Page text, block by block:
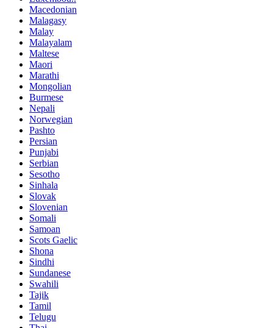
Macedonian
Malagasy
Malay
Malayalam
Maltese
Maori
Marathi
Mongolian
Burmese
Nepali
Norwegian
Pashto
Persian
Punjabi
Serbian
Sesotho
Sinhala
Slovak
Slovenian
Somali
Samoan
Scots Gaelic
Shona
Sindhi
Sundanese
Swahili
Tajik
Tamil
Telugu